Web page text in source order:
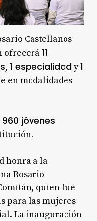
Castellanos
ofrecerá11
, 1 especialidady1
en modalidades
960 jóvenes
.
honra a la
Rosario
quien fue
para las mujeres
. La inauguración